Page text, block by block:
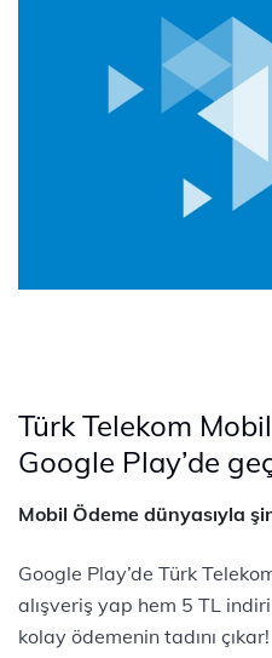
Türk Telekom
Google Play’de
Mobil Ödeme dünyasıyla
Google Play’de Türk
alışveriş yap hem 5 TL
kolay ödemenin tadını çıkar!